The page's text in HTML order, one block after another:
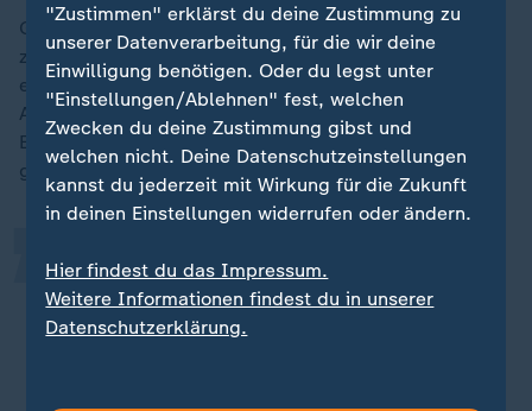
Gleichzeitig brauche es einen fairen Ausgleich
zwischen Vermietern und Mietern, denn der eine
entscheidet, womit geheizt wird, und der andere im
Alltag darüber, wie viel." Dieser Ausgleich sei mit der
Einigung zwischen den Fraktionen und den Ministerien
gelungen.
Wir schaffen Habecks
"Heizungsgesetz" ab und geben im
Keller wieder die notwendige
„
"Zustimmen" erklärst du deine Zustimmung zu
unserer Datenverarbeitung, für die wir deine
Einwilligung benötigen. Oder du legst unter
"Einstellungen/Ablehnen" fest, welchen
Zwecken du deine Zustimmung gibst und
welchen nicht. Deine Datenschutzeinstellungen
kannst du jederzeit mit Wirkung für die Zukunft
in deinen Einstellungen widerrufen oder ändern.
Hier findest du das Impressum.
Weitere Informationen findest du in unserer
Datenschutzerklärung.